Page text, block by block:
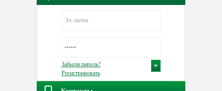
Забыли пароль?
Регистрировать